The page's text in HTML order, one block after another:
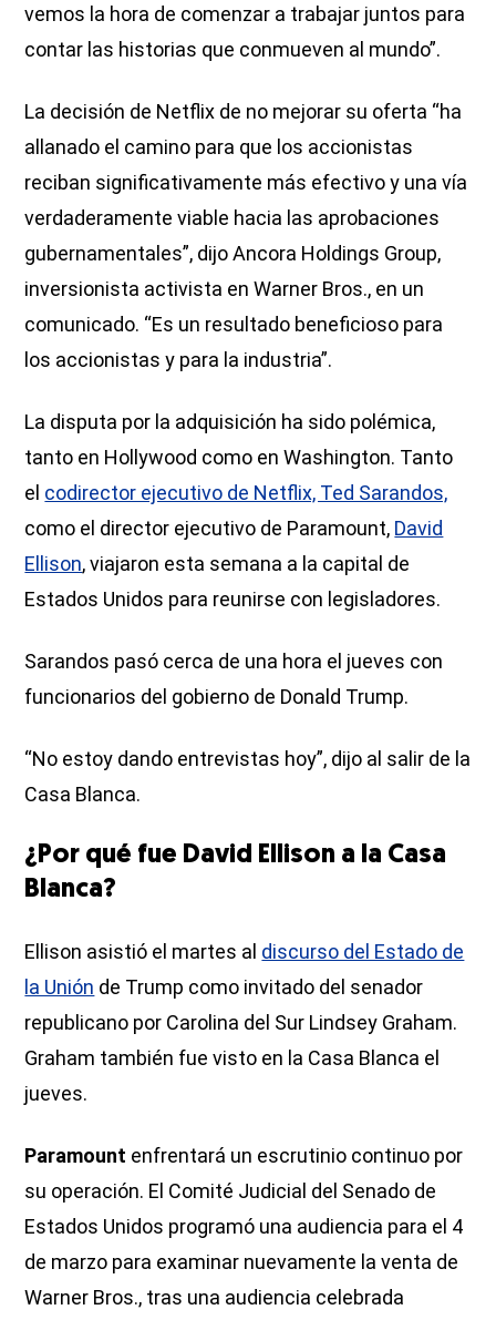
vemos la hora de comenzar a trabajar juntos para
contar las historias que conmueven al mundo”.
La decisión de Netflix de no mejorar su oferta “ha
allanado el camino para que los accionistas
reciban significativamente más efectivo y una vía
verdaderamente viable hacia las aprobaciones
gubernamentales”, dijo Ancora Holdings Group,
inversionista activista en Warner Bros., en un
comunicado. “Es un resultado beneficioso para
los accionistas y para la industria”.
La disputa por la adquisición ha sido polémica,
tanto en Hollywood como en Washington. Tanto
el codirector ejecutivo de Netflix, Ted Sarandos,
como el director ejecutivo de Paramount, David
Ellison, viajaron esta semana a la capital de
Estados Unidos para reunirse con legisladores.
Sarandos pasó cerca de una hora el jueves con
funcionarios del gobierno de Donald Trump.
“No estoy dando entrevistas hoy”, dijo al salir de la
Casa Blanca.
¿Por qué fue David Ellison a la Casa
Blanca?
Ellison asistió el martes al discurso del Estado de
la Unión de Trump como invitado del senador
republicano por Carolina del Sur Lindsey Graham.
Graham también fue visto en la Casa Blanca el
jueves.
Paramount enfrentará un escrutinio continuo por
su operación. El Comité Judicial del Senado de
Estados Unidos programó una audiencia para el 4
de marzo para examinar nuevamente la venta de
Warner Bros., tras una audiencia celebrada